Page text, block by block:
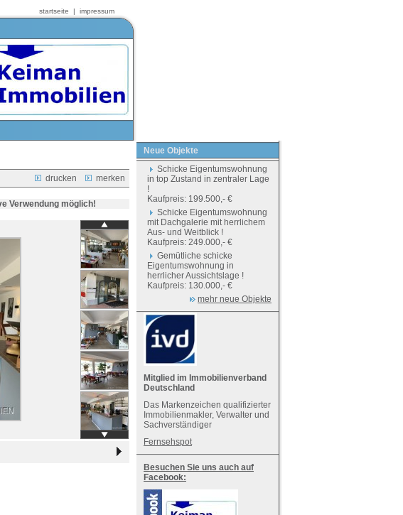
startseite | impressum
drucken merken
Verwendung möglich!
Neue Objekte
Schicke Eigentumswohnung
in top Zustand in zentraler Lage
!
Kaufpreis: 199.500,- €
Schicke Eigentumswohnung
mit Dachgalerie mit herrlichem
Aus- und Weitblick !
Kaufpreis: 249.000,- €
Gemütliche schicke
Eigentumswohnung in
herrlicher Aussichtslage !
Kaufpreis: 130.000,- €
mehr neue Objekte
Mitglied im Immobilienverband
Deutschland
Das Markenzeichen qualifizierter
Immobilienmakler, Verwalter und
Sachverständiger
Fernsehspot
Besuchen Sie uns auch auf
Facebook: